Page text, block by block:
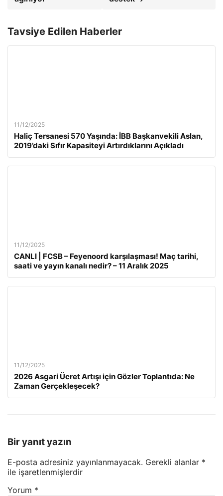
Tavsiye Edilen Haberler
11/12/2025
Haliç Tersanesi 570 Yaşında: İBB Başkanvekili Aslan,
2019’daki Sıfır Kapasiteyi Artırdıklarını Açıkladı
11/12/2025
CANLI | FCSB – Feyenoord karşılaşması! Maç tarihi,
saati ve yayın kanalı nedir? – 11 Aralık 2025
11/12/2025
2026 Asgari Ücret Artışı için Gözler Toplantıda: Ne
Zaman Gerçekleşecek?
Bir yanıt yazın
E-posta adresiniz yayınlanmayacak. Gerekli alanlar *
ile işaretlenmişlerdir
Yorum *